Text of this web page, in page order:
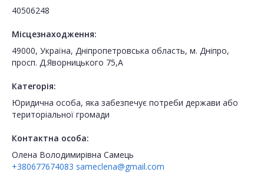
40506248
Місцезнаходження:
49000, Україна, Дніпропетровська область, м. Дніпро,
просп. Д.Яворницького 75,А
Категорія:
Юридична особа, яка забезпечує потреби держави або
територіальної громади
Контактна особа:
Олена Володимирівна Самець
+380677674083 sameclena@gmail.com